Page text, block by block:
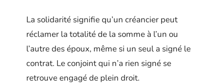
La solidarité signifie qu’un créancier peut
réclamer la totalité de la somme à l’un ou
l’autre des époux, même si un seul a signé le
contrat. Le conjoint qui n’a rien signé se
retrouve engagé de plein droit.